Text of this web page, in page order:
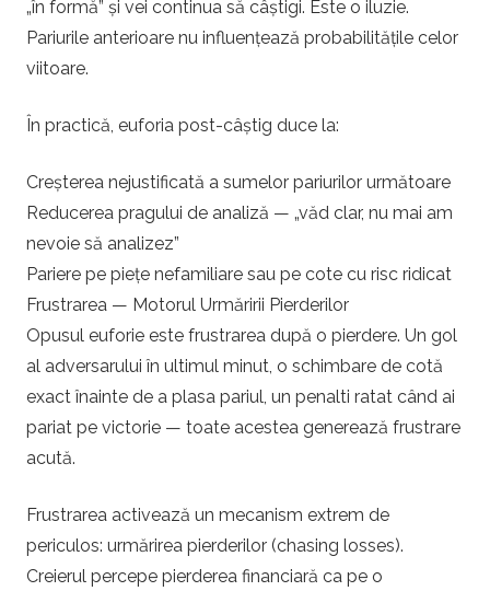
„în formă” și vei continua să câștigi. Este o iluzie.
Pariurile anterioare nu influențează probabilitățile celor
viitoare.
În practică, euforia post-câștig duce la:
Creșterea nejustificată a sumelor pariurilor următoare
Reducerea pragului de analiză — „văd clar, nu mai am
nevoie să analizez”
Pariere pe piețe nefamiliare sau pe cote cu risc ridicat
Frustrarea — Motorul Urmăririi Pierderilor
Opusul euforie este frustrarea după o pierdere. Un gol
al adversarului în ultimul minut, o schimbare de cotă
exact înainte de a plasa pariul, un penalti ratat când ai
pariat pe victorie — toate acestea generează frustrare
acută.
Frustrarea activează un mecanism extrem de
periculos: urmărirea pierderilor (chasing losses).
Creierul percepe pierderea financiară ca pe o